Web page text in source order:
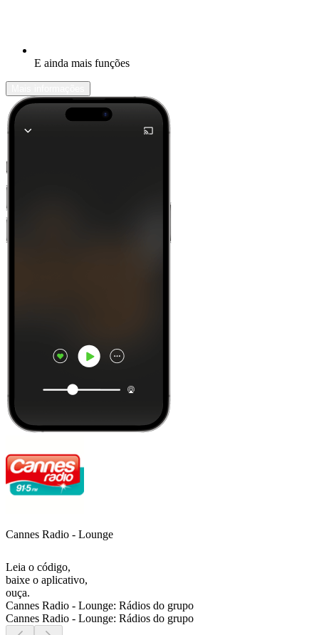
E ainda mais funções
Cannes Radio - Lounge
Leia o código,
baixe o aplicativo,
ouça.
Cannes Radio - Lounge: Rádios do grupo
Cannes Radio - Lounge: Rádios do grupo